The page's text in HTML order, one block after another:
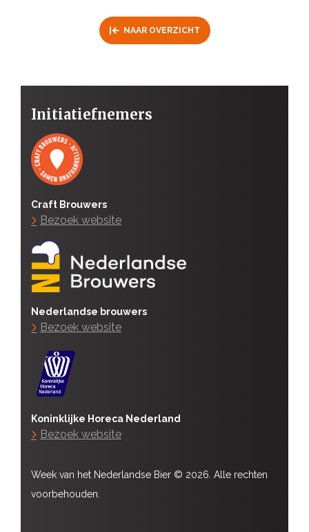
NAAR OVERZICHT
Initiatiefnemers
Craft Brouwers
Bezoek website
Nederlandse brouwers
Bezoek website
Koninklijke Horeca Nederland
Bezoek website
Week van het Nederlandse Bier © 2026. Alle rechten
voorbehouden.